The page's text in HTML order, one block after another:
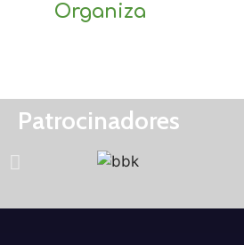
Organiza
Patrocinadores